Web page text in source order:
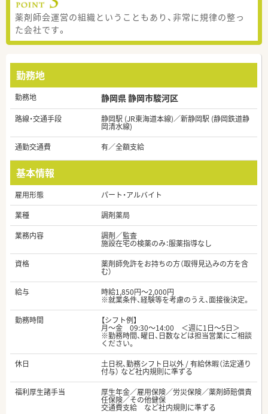
薬剤師会運営の組織ということもあり、非常に規律の整っ
た会社です。
勤務地
勤務地 静岡県 静岡市駿河区
路線・交通手段 静岡駅 (JR東海道本線)／新静岡駅 (静岡鉄道静
岡清水線)
通勤交通費
有／全額支給
基本情報
雇用形態
パート・アルバイト
業種
調剤薬局
業務内容
調剤／監査
施設在宅の検薬のみ：服薬指導なし
資格
薬剤師免許をお持ちの方（取得見込みの方を含
む）
給与
時給1,850円～2,000円
※就業条件、経験等を考慮のうえ、面接後決定。
勤務時間
【シフト例】
月～金 09:30～14:00 ＜週に1日～5日＞
※勤務時間、曜日、日数などは担当営業にご相談
ください。
休日
土日祝、勤務シフト日以外 / 有給休暇（法定通り
付与） など社内規則に準ずる
福利厚生諸手当
厚生年金／雇用保険／労災保険／薬剤師賠償責
任保険／その他健保
交通費支給 など社内規則に準ずる